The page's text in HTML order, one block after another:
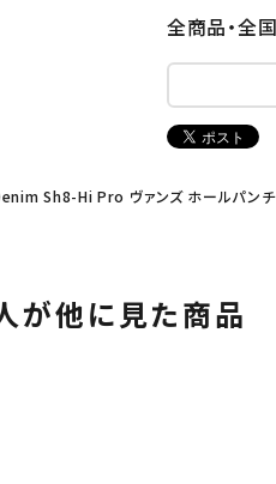
全商品・全
Sh8-Hi Pro ヴァンズ ホールパンチ
が他に見た商品